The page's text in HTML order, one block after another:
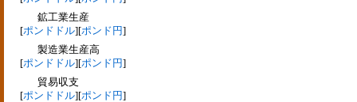
鉱工業生産
[ポンドドル][ポンド円]
製造業生産高
[ポンドドル][ポンド円]
貿易収支
[ポンドドル][ポンド円]